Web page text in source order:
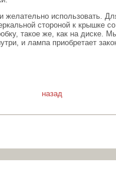
желательно использовать.
стороной к крышке
такое же, как на диске.
и лампа приобретает
назад